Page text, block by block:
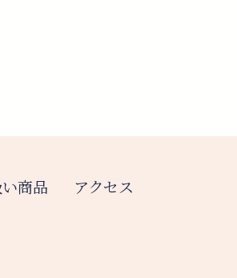
商品 アクセス